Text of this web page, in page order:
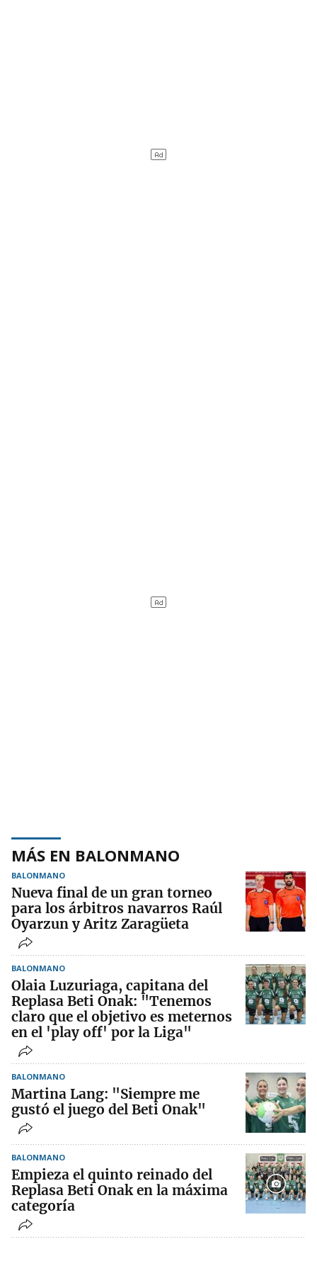
MÁS EN BALONMANO
BALONMANO
Nueva final de un gran torneo
para los árbitros navarros Raúl
Oyarzun y Aritz Zaragüeta
BALONMANO
Olaia Luzuriaga, capitana del
Replasa Beti Onak: "Tenemos
claro que el objetivo es meternos
en el 'play off' por la Liga"
BALONMANO
Martina Lang: "Siempre me
gustó el juego del Beti Onak"
BALONMANO
Empieza el quinto reinado del
Replasa Beti Onak en la máxima
categoría